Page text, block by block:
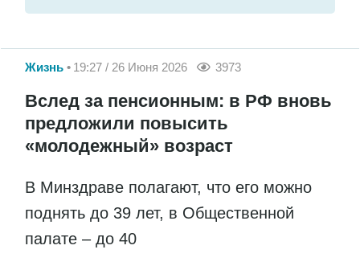
Жизнь 19:27 / 26 Июня 2026 3973
Вслед за пенсионным: в РФ вновь
предложили повысить
«молодежный» возраст
В Минздраве полагают, что его можно
поднять до 39 лет, в Общественной
палате – до 40